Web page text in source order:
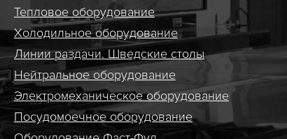
Тепловое оборудование
Холодильное оборудование
Линии раздачи. Шведские столы
Нейтральное оборудование
Электро­механическое оборудование
Посудомоечное оборудование